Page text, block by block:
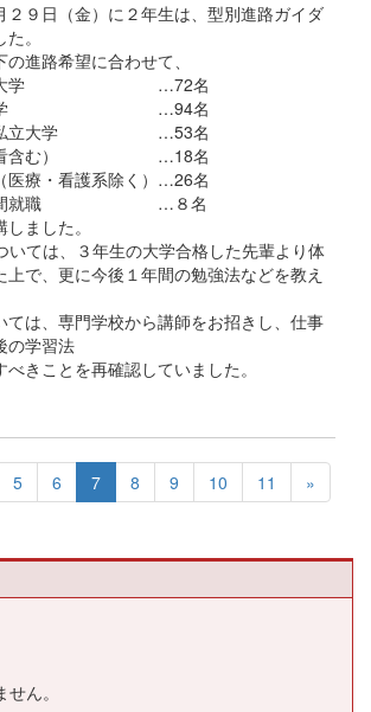
９日（金）に２年生は、型別進路ガイダ
た。
進路希望に合わせて、
公立大学 …72名
立大学 …94名
立私立大学 …53名
高看含む） …18名
医療・看護系除く）…26名
・民間就職 …８名
ました。
いては、３年生の大学合格した先輩より体
上で、更に今後１年間の勉強法などを教え
ては、専門学校から講師をお招きし、仕事
の学習法
きことを再確認していました。
5 6 7 8 9 10 11 »
ん。